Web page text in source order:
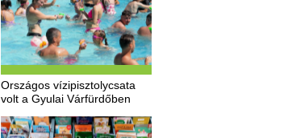
Országos vízipisztolycsata
volt a Gyulai Várfürdőben